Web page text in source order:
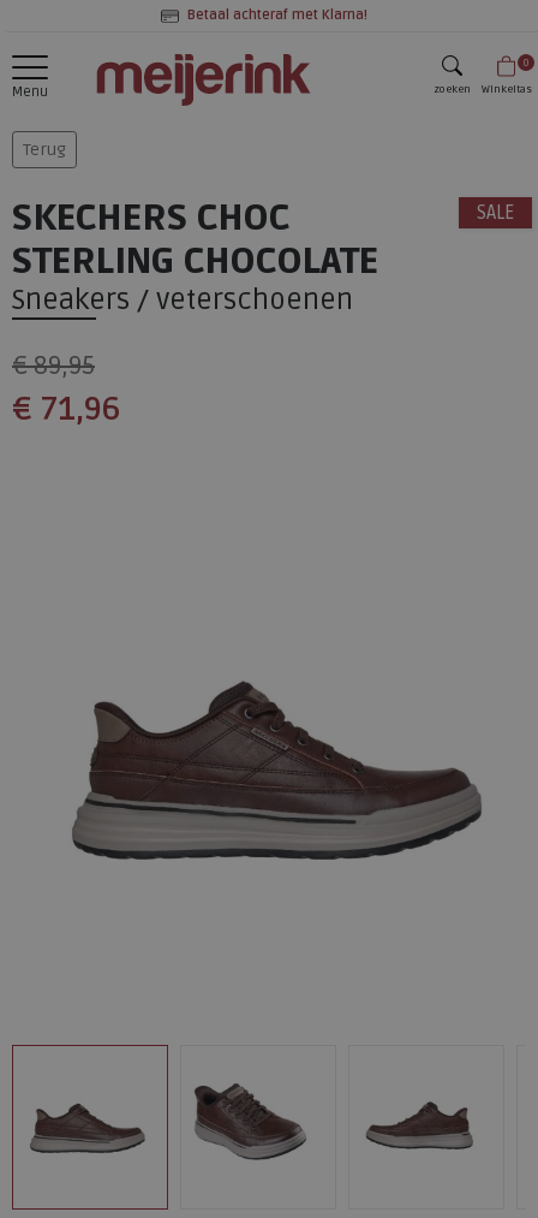
Betaal achteraf met Klarna!
Menu zoeken
0
Winkeltas
Terug
SALE
SKECHERS CHOC
STERLING CHOCOLATE
Sneakers / veterschoenen
€ 89,95
€ 71,96